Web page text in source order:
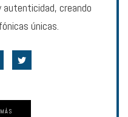
creando
únicas.